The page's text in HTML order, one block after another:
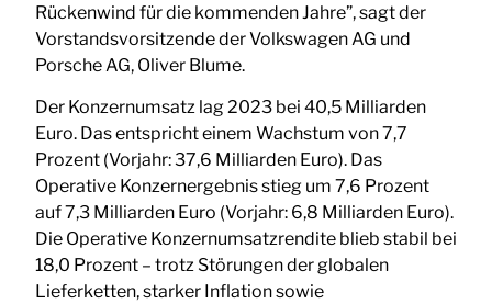
Rückenwind für die kommenden Jahre”, sagt der
Vorstandsvorsitzende der Volkswagen AG und
Porsche AG, Oliver Blume.
Der Konzernumsatz lag 2023 bei 40,5 Milliarden
Euro. Das entspricht einem Wachstum von 7,7
Prozent (Vorjahr: 37,6 Milliarden Euro). Das
Operative Konzernergebnis stieg um 7,6 Prozent
auf 7,3 Milliarden Euro (Vorjahr: 6,8 Milliarden Euro).
Die Operative Konzernumsatzrendite blieb stabil bei
18,0 Prozent – trotz Störungen der globalen
Lieferketten, starker Inflation sowie